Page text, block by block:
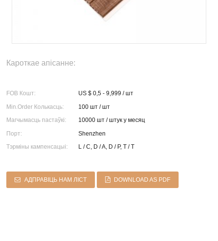
Кароткае апісанне:
FOB Кошт:
US $ 0,5 - 9,999 / шт
Min.Order Колькасць:
100 шт / шт
Магчымасць пастаўкі:
10000 шт / штук у месяц
Порт:
Shenzhen
Тэрміны кампенсацыі:
L / C, D / A, D / P, T / T
АДПРАВІЦЬ НАМ ЛІСТ DOWNLOAD AS PDF